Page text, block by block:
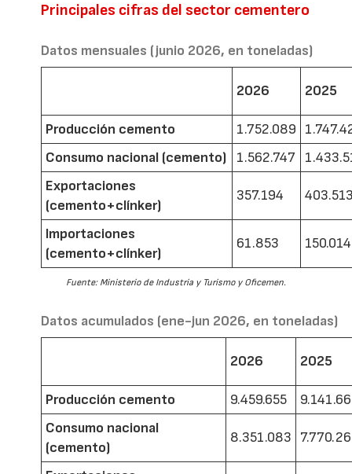
Principales cifras del sector cementero
Datos mensuales (junio 2026, en toneladas)
2026 2025
Producción cemento 1.752.089
Consumo nacional (cemento)
1.562.747
Exportaciones
(cemento+clínker)
357.194
Importaciones
(cemento+clínker)
61.853 150.014
Fuente: Ministerio de Industria y Turismo y Oficemen.
Datos acumulados (ene-jun 2026, en toneladas)
2026 2025
Producción cemento 9.459.655
Consumo nacional
(cemento)
8.351.083